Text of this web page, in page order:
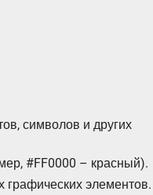
символов и других
#FF0000 – красный).
графических элементов.